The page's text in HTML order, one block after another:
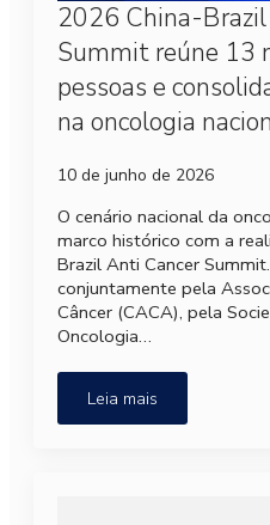
2026 China-
Summit reúne 13
pessoas e
na oncologia
10 de junho de 2026
O cenário nacional da
marco histórico com a
Brazil Anti Cancer
conjuntamente pela
Câncer (CACA), pela
Oncologia…
Leia mais